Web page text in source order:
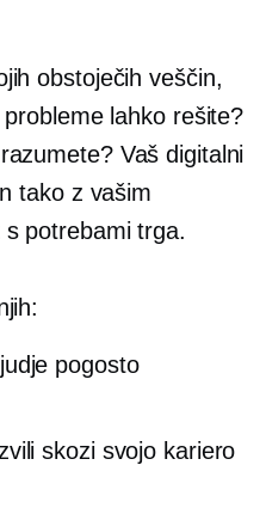
obstoječih veščin,
lahko rešite?
Vaš digitalni
tako z vašim
potrebami trga.
pogosto
skozi svojo kariero